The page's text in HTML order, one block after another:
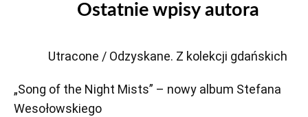
Ostatnie wpisy autora
Utracone / Odzyskane. Z kolekcji gdańskich
„Song of the Night Mists” – nowy album Stefana
Wesołowskiego